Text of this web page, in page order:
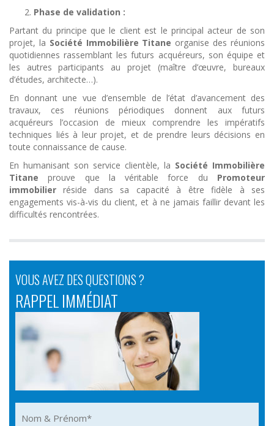
Phase de validation :
Partant du principe que le client est le principal acteur de son
projet, la Société Immobilière Titane organise des réunions
quotidiennes rassemblant les futurs acquéreurs, son équipe et
les autres participants au projet (maître d’œuvre, bureaux
d’études, architecte…).
En donnant une vue d’ensemble de l’état d’avancement des
travaux, ces réunions périodiques donnent aux futurs
acquéreurs l’occasion de mieux comprendre les impératifs
techniques liés à leur projet, et de prendre leurs décisions en
toute connaissance de cause.
En humanisant son service clientèle, la Société Immobilière
Titane prouve que la véritable force du Promoteur
immobilier réside dans sa capacité à être fidèle à ses
engagements vis-à-vis du client, et à ne jamais faillir devant les
difficultés rencontrées.
VOUS AVEZ DES QUESTIONS ?
RAPPEL IMMÉDIAT